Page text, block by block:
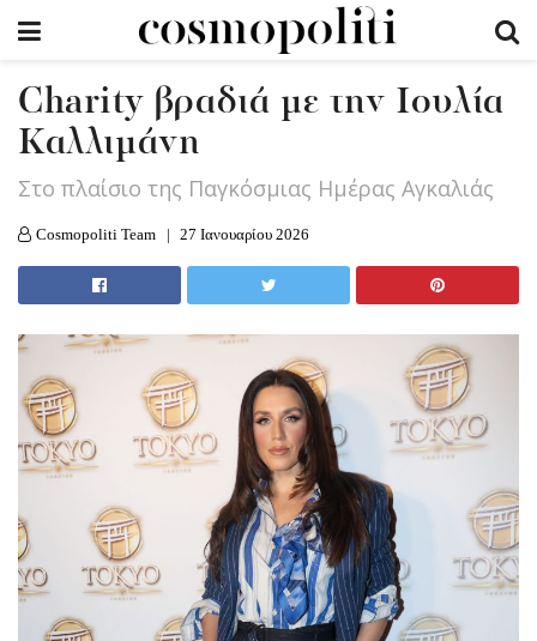
Charity βραδιά με την Ιουλία
Καλλιμάνη
Στο πλαίσιο της Παγκόσμιας Ημέρας Αγκαλιάς
Cosmopoliti Team 27 Ιανουαρίου 2026